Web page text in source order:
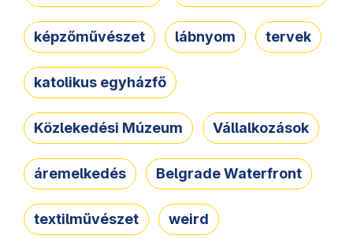
képzőművészet lábnyom tervek
katolikus egyházfő
Közlekedési Múzeum Vállalkozások
áremelkedés Belgrade Waterfront
textilművészet weird